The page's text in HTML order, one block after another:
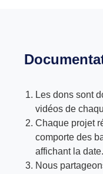
Les dons sont
vidéos de
Chaque projet
comporte des
affichant la date.
Nous